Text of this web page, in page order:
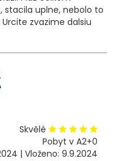
stacila uplne, nebolo to
zvazime dalsiu
Skvělé
Pobyt v A2+0
| Vloženo: 9.9.2024